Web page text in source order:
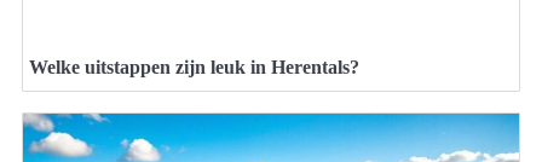
Welke uitstappen zijn leuk in Herentals?